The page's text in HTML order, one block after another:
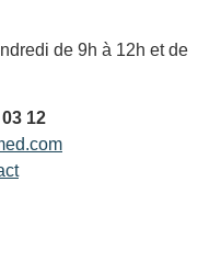
de 9h à 12h et de
12